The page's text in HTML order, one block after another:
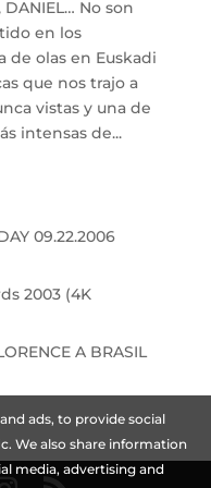
DANIEL… No son
en los
de olas en Euskadi
que nos trajo a
vistas y una de
intensas de...
09.22.2006
2003 (4K
A BRASIL
ads, to provide social
We also share information
media, advertising and